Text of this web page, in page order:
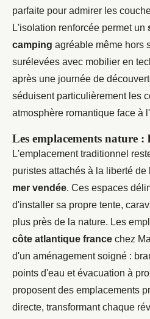
parfaite pour admirer les
L'isolation renforcée permet un
camping agréable même hors
surélevées avec mobilier en
après une journée de
séduisent particulièrement les
atmosphère romantique face à
Les emplacements nature
L'emplacement traditionnel
puristes attachés à la liberté de
mer vendée. Ces espaces
d'installer sa propre tente,
plus près de la nature. Les
côte atlantique france chez
d'un aménagement soigné :
points d'eau et évacuation à
proposent des emplacements
directe, transformant chaque